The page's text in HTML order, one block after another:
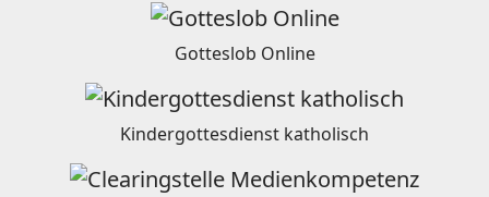
Gotteslob Online
Kindergottesdienst katholisch